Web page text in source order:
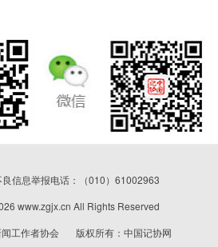
良信息举报电话：（010）61002963
www.zgjx.cn All Rights Reserved
闻工作者协会 版权所有：中国记协网